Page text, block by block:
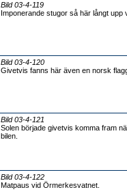
Bild 03-4-119
Imponerande stugor så här långt upp
Bild 03-4-120
Givetvis fanns här även en norsk
Bild 03-4-121
Solen började givetvis komma fram
bilen.
Bild 03-4-122
Matpaus vid Örmerkesvatnet.